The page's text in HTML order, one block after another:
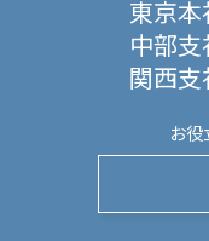
東京本
中部支
関西支
お役